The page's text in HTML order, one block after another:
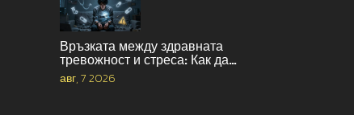
Връзката между здравната
тревожност и стреса: Как да
прекъснете порочния кръг
авг, 7 2026